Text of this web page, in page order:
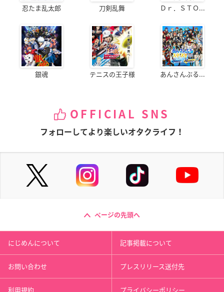
忍たま乱太郎 刀剣乱舞 Ｄｒ．ＳＴＯ...
銀魂 テニスの王子様 あんさんぶる...
OFFICIAL SNS
フォローしてより楽しいオタクライフ！
ページの先頭へ
にじめんについて 記事掲載について
お問い合わせ プレスリリース送付先
利用規約 プライバシーポリシー